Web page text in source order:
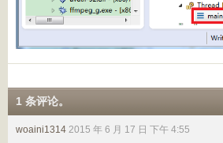
1 条评论。
woaini1314 2015 年 6 月 17 日 下午 4:55